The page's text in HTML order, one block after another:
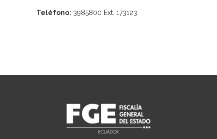
Teléfono: 3985800 Ext. 173123